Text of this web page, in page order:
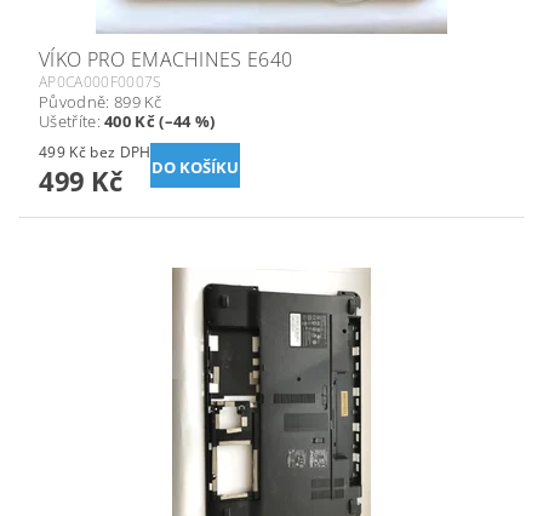
VÍKO PRO EMACHINES E640
AP0CA000F0007S
Původně: 899 Kč
Ušetříte:400 Kč (–44 %)
499 Kč bez DPH
499 Kč